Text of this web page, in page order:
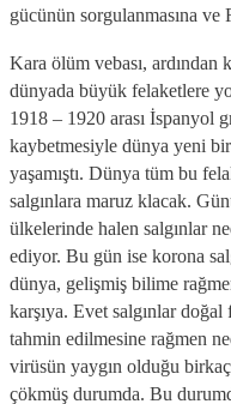
gücünün sorgulanmasına ve
Kara ölüm vebası, ardından
dünyada büyük felaketlere
1918 – 1920 arası İspanyol
kaybetmesiyle dünya yeni bir
yaşamıştı. Dünya tüm bu
salgınlara maruz klacak.
ülkelerinde halen salgınlar
ediyor. Bu gün ise korona
dünya, gelişmiş bilime
karşıya. Evet salgınlar
tahmin edilmesine rağmen
virüsün yaygın olduğu
çökmüş durumda. Bu